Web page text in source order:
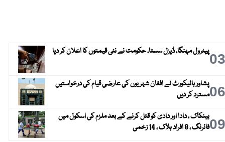
03پیٹرول مہنگا، ڈیزل سستا، حکومت نے نئی قیمتوں کا اعلان کر دیا
06پشاور ہائیکورٹ نے افغان شہریوں کی عارضی قیام کی درخواستیں
مسترد کر دیں
09بینکاک ، دادا اور دادی کو قتل کرنے کے بعد ملزم کی اسکول میں
فائرنگ ، 8 افراد ہلاک ، 14 زخمی